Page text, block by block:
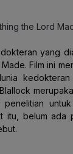
the Lord
yang
Film ini
penelitian
itu, belum ada